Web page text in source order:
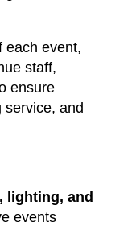
each event,
staff,
ensure
service, and
lighting, and
events